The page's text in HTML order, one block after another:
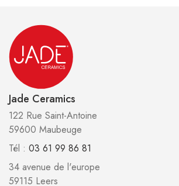
Jade Ceramics
122 Rue Saint-Antoine
59600 Maubeuge
Tél : 03 61 99 86 81
34 avenue de l'europe
59115 Leers